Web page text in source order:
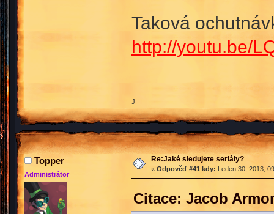
Taková
http://youtu.be/
J
Topper
Administrátor
Re:Jaké sledujete seriály?
« Odpověď #41 kdy: Leden 30, 2013,
Citace: Jacob